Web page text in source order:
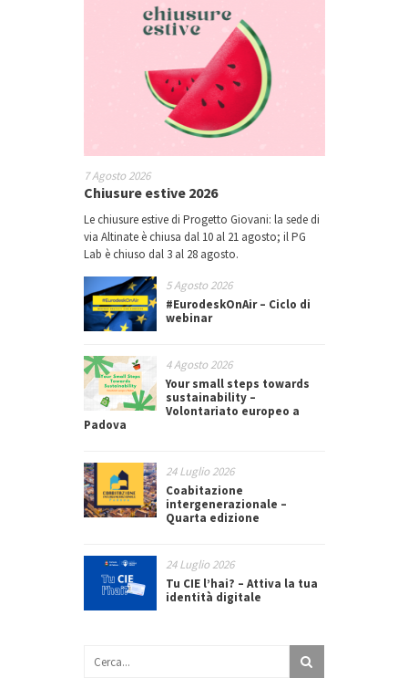
7 Agosto 2026
Chiusure estive 2026
Le chiusure estive di Progetto Giovani: la sede di
via Altinate è chiusa dal 10 al 21 agosto; il PG
Lab è chiuso dal 3 al 28 agosto.
5 Agosto 2026
#EurodeskOnAir – Ciclo di
webinar
4 Agosto 2026
Your small steps towards
sustainability –
Volontariato europeo a
Padova
24 Luglio 2026
Coabitazione
intergenerazionale –
Quarta edizione
24 Luglio 2026
Tu CIE l’hai? – Attiva la tua
identità digitale